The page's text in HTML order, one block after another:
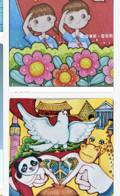
儿童画
0